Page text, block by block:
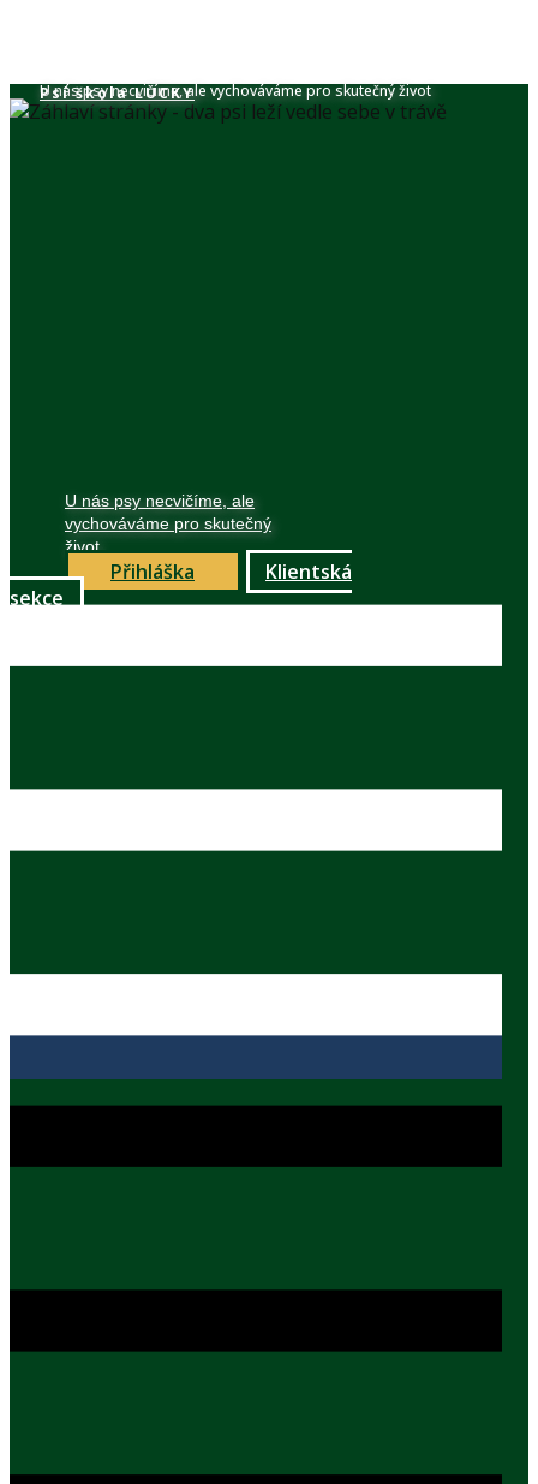
U nás psy necvičíme, ale vychováváme pro skutečný život
Psí škola​ LUCKY
U nás psy necvičíme, ale
vychováváme pro skutečný
život
Přihláška
Klientská
sekce